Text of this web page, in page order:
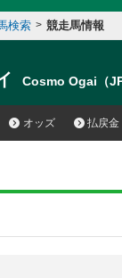
検索 > 競走馬情報
Cosmo Ogai（
オッズ 払戻金